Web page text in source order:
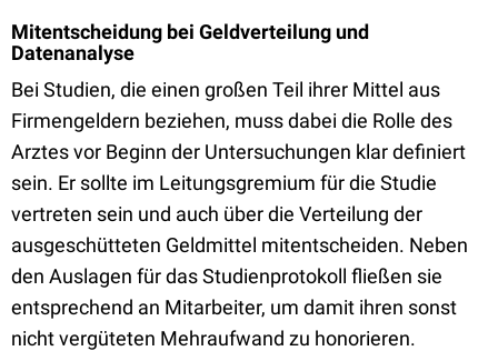
Mitentscheidung bei Geldverteilung und
Datenanalyse
Bei Studien, die einen großen Teil ihrer Mittel aus
Firmengeldern beziehen, muss dabei die Rolle des
Arztes vor Beginn der Untersuchungen klar definiert
sein. Er sollte im Leitungsgremium für die Studie
vertreten sein und auch über die Verteilung der
ausgeschütteten Geldmittel mitentscheiden. Neben
den Auslagen für das Studienprotokoll fließen sie
entsprechend an Mitarbeiter, um damit ihren sonst
nicht vergüteten Mehraufwand zu honorieren.